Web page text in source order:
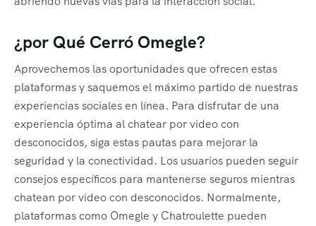
¿por Qué Cerró Omegle?
Aprovechemos las oportunidades que ofrecen estas
plataformas y saquemos el máximo partido de nuestras
experiencias sociales en línea. Para disfrutar de una
experiencia óptima al chatear por video con
desconocidos, siga estas pautas para mejorar la
seguridad y la conectividad. Los usuarios pueden seguir
consejos específicos para mantenerse seguros mientras
chatean por video con desconocidos. Normalmente,
plataformas como Omegle y Chatroulette pueden